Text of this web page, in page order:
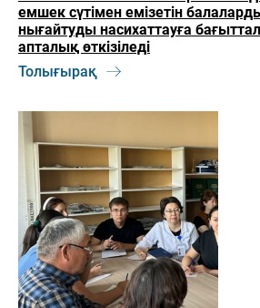
емшек сүтімен емізетін
нығайтуды насихаттауға
апталық өткізіледі
Толығырақ